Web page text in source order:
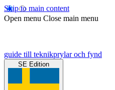
Skip to main content
Open menu Close main menu
guide till teknikprylar och fynd
SE Edition